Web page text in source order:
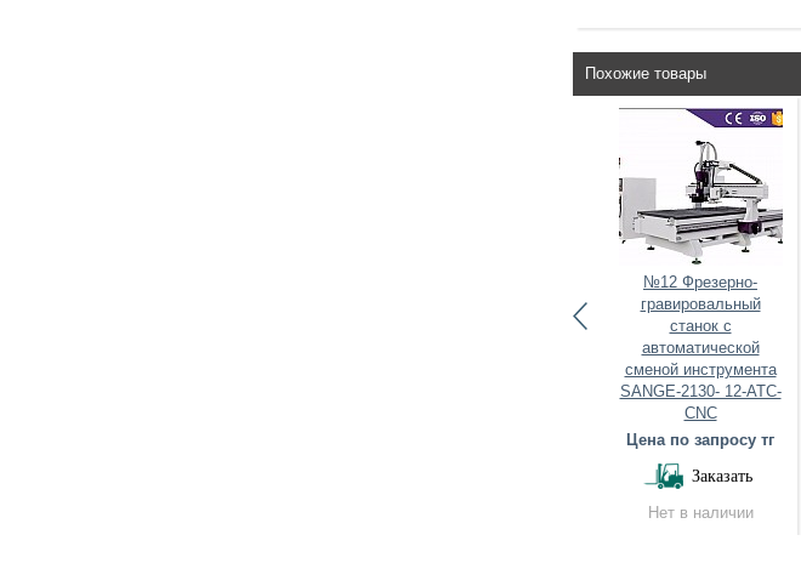
Похожие товары
№12 Фрезерно-
гравировальный
станок с
автоматической
сменой инструмента
SANGE-2130- 12-ATC-
CNC
Цена по запросу тг
Заказать
Нет в наличии